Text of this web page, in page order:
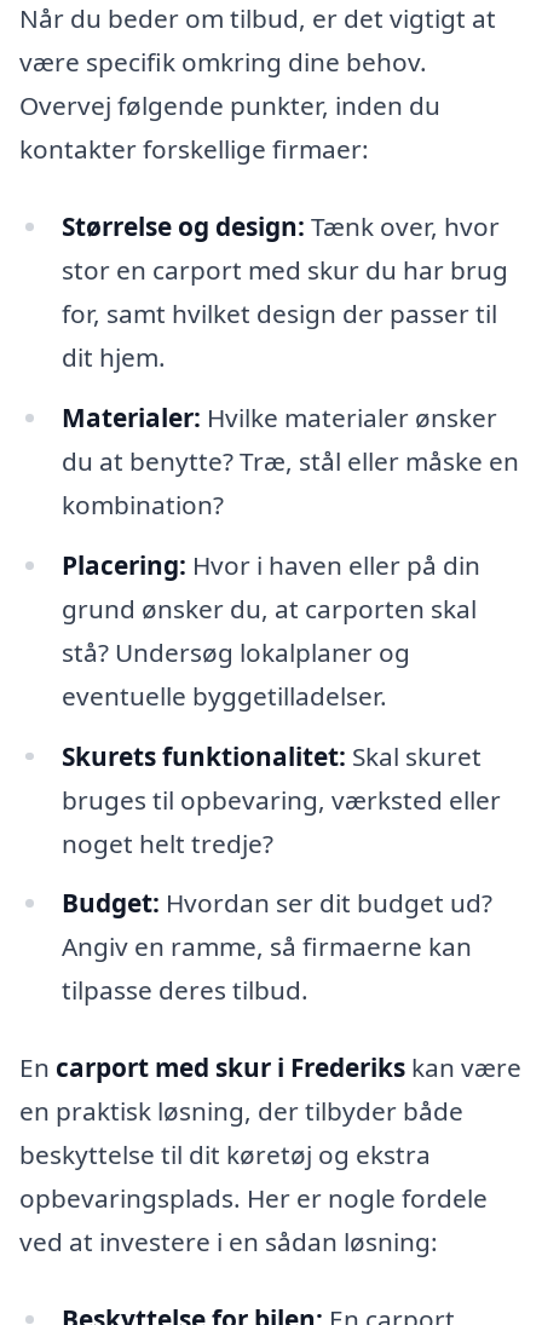
Når du beder om tilbud, er det vigtigt at
være specifik omkring dine behov.
Overvej følgende punkter, inden du
kontakter forskellige firmaer:
Størrelse og design: Tænk over, hvor
stor en carport med skur du har brug
for, samt hvilket design der passer til
dit hjem.
Materialer: Hvilke materialer ønsker
du at benytte? Træ, stål eller måske en
kombination?
Placering: Hvor i haven eller på din
grund ønsker du, at carporten skal
stå? Undersøg lokalplaner og
eventuelle byggetilladelser.
Skurets funktionalitet: Skal skuret
bruges til opbevaring, værksted eller
noget helt tredje?
Budget: Hvordan ser dit budget ud?
Angiv en ramme, så firmaerne kan
tilpasse deres tilbud.
En carport med skur i Frederiks kan være
en praktisk løsning, der tilbyder både
beskyttelse til dit køretøj og ekstra
opbevaringsplads. Her er nogle fordele
ved at investere i en sådan løsning: